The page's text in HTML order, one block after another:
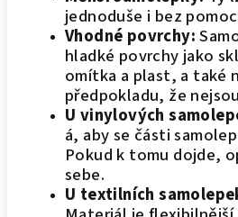
jednoduše i bez
Vhodné povrchy:
hladké povrchy jako
omítka a plast, a také
předpokladu, že
U vinylových
á, aby se části
Pokud k tomu dojde,
sebe.
U textilních